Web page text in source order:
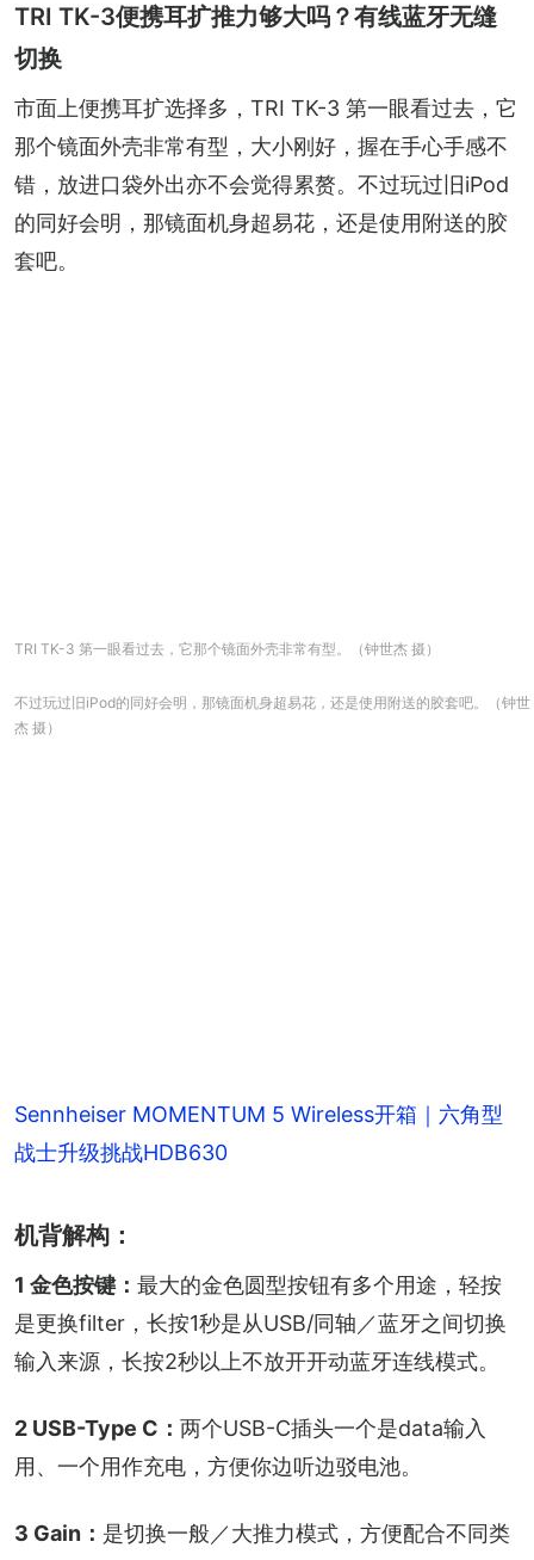
TRI TK-3便携耳扩推力够大吗？有线蓝牙无缝
切换
市面上便携耳扩选择多，TRI TK-3 第一眼看过去，它
那个镜面外壳非常有型，大小刚好，握在手心手感不
错，放进口袋外出亦不会觉得累赘。不过玩过旧iPod
的同好会明，那镜面机身超易花，还是使用附送的胶
套吧。
TRI TK-3 第一眼看过去，它那个镜面外壳非常有型。（钟世杰 摄）
不过玩过旧iPod的同好会明，那镜面机身超易花，还是使用附送的胶套吧。（钟世
杰 摄）
Sennheiser MOMENTUM 5 Wireless开箱｜六角型
战士升级挑战HDB630
机背解构：
1 金色按键： 最大的金色圆型按钮有多个用途，轻按
是更换filter，长按1秒是从USB/同轴／蓝牙之间切换
输入来源，长按2秒以上不放开开动蓝牙连线模式。
2 USB-Type C： 两个USB-C插头一个是data输入
用、一个用作充电，方便你边听边驳电池。
3 Gain： 是切换一般／大推力模式，方便配合不同类